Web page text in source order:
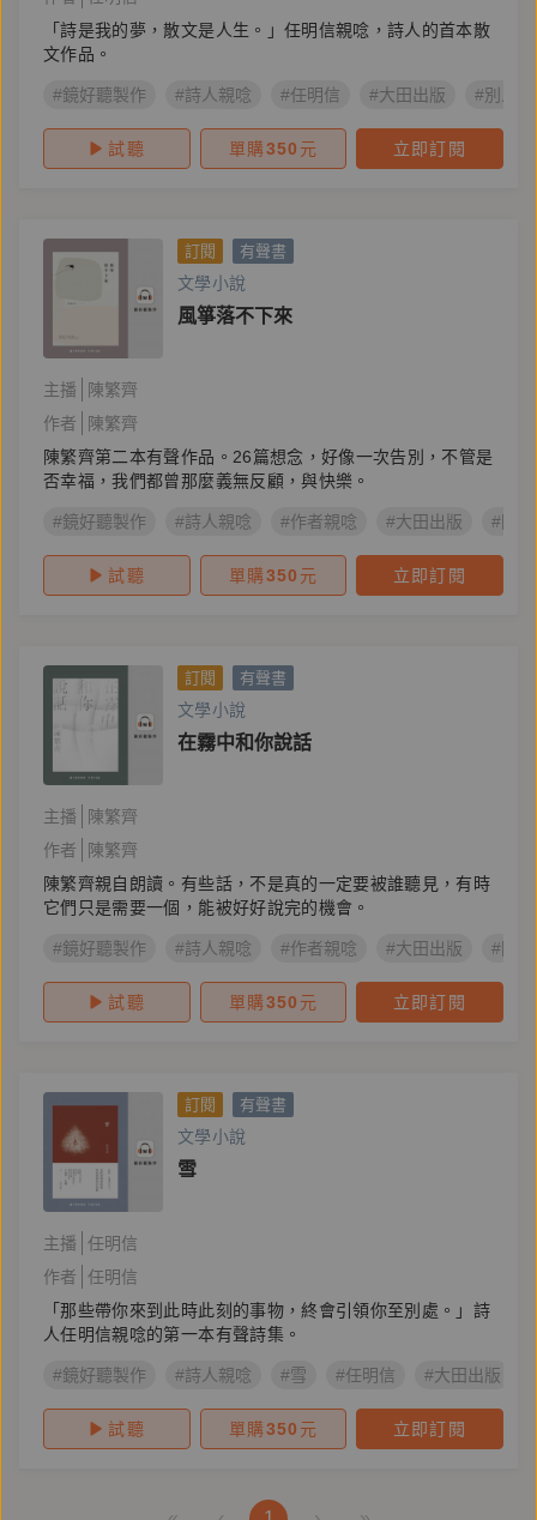
「詩是我的夢，散文是人生。」任明信親唸，詩人的首本散
文作品。
#鏡好聽製作 #詩人親唸 #任明信 #大田出版 #別人
試聽 單購350 元 立即訂閱
訂閱 有聲書
文學小說
風箏落不下來
主播
陳繁齊
作者
陳繁齊
陳繁齊第二本有聲作品。26篇想念，好像一次告別，不管是
否幸福，我們都曾那麼義無反顧，與快樂。
#鏡好聽製作 #詩人親唸 #作者親唸 #大田出版 #陳
試聽 單購350 元 立即訂閱
訂閱 有聲書
文學小說
在霧中和你說話
主播
陳繁齊
作者
陳繁齊
陳繁齊親自朗讀。有些話，不是真的一定要被誰聽見，有時
它們只是需要一個，能被好好說完的機會。
#鏡好聽製作 #詩人親唸 #作者親唸 #大田出版 #陳
試聽 單購350 元 立即訂閱
訂閱 有聲書
文學小說
雪
主播
任明信
作者
任明信
「那些帶你來到此時此刻的事物，終會引領你至別處。」詩
人任明信親唸的第一本有聲詩集。
#鏡好聽製作 #詩人親唸 #雪 #任明信 #大田出版
試聽 單購350 元 立即訂閱